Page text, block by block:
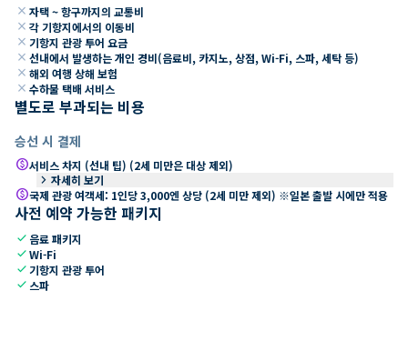
close 자택 ~ 항구까지의 교통비
close 각 기항지에서의 이동비
close 기항지 관광 투어 요금
close 선내에서 발생하는 개인 경비(음료비, 카지노, 상점, Wi-Fi, 스파, 세탁 등)
close 해외 여행 상해 보험
close 수하물 택배 서비스
별도로 부과되는 비용
승선 시 결제
paid서비스 차지 (선내 팁) (2세 미만은 대상 제외)
keyboard_arrow_right 자세히 보기
paid국제 관광 여객세: 1인당 3,000엔 상당 (2세 미만 제외) ※일본 출발 시에만 적용
사전 예약 가능한 패키지
check 음료 패키지
checkWi-Fi
check 기항지 관광 투어
check 스파